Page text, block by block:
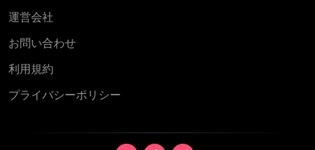
運営会社
お問い合わせ
利用規約
プライバシーポリシー